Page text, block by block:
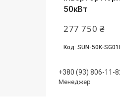
50кВт
277 750 ₴
SUN-50K-
+380 (93) 806-11-
Менеджер